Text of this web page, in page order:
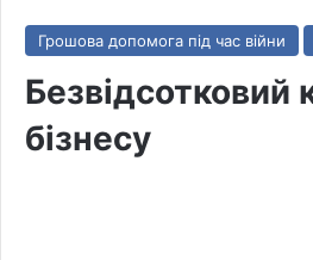
Грошова допомога під час війни
Безвідсотковий
бізнесу